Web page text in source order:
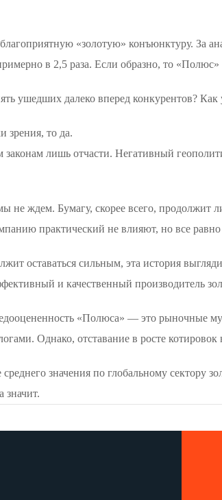
«золотую» конъюнктуру. За
в 2,5 раза. Если образно, то
ушедших далеко вперед конкурентов? Как
зрения, то да.
лишь отчасти. Негативный
не ждем. Бумагу, скорее всего, продолжит
практический не влияют, но все
оставаться сильным, эта история
и качественный производитель
«Полюса» — это рыночные
Однако, отставание в росте котировок
значения по глобальному сектору
значит.